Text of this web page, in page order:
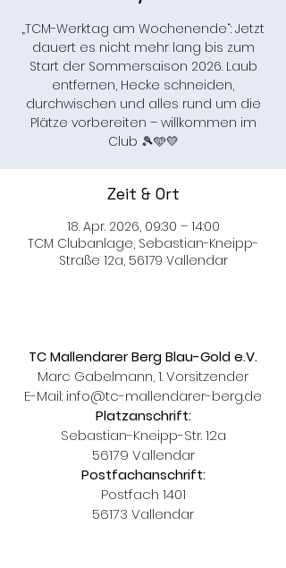
„TCM-Werktag am Wochenende“: Jetzt
dauert es nicht mehr lang bis zum
Start der Sommersaison 2026. Laub
entfernen, Hecke schneiden,
durchwischen und alles rund um die
Plätze vorbereiten – willkommen im
Club 🎾🩵💛
Zeit & Ort
18. Apr. 2026, 09:30 – 14:00
TCM Clubanlage, Sebastian-Kneipp-
Straße 12a, 56179 Vallendar
TC Mallendarer Berg Blau-Gold e.V.
Marc Gabelmann, 1. Vorsitzender
E-Mail: info@tc-mallendarer-berg.de
Platzanschrift:
Sebastian-Kneipp-Str. 12a
56179 Vallendar
Postfachanschrift:
Postfach 1401
56173 Vallendar